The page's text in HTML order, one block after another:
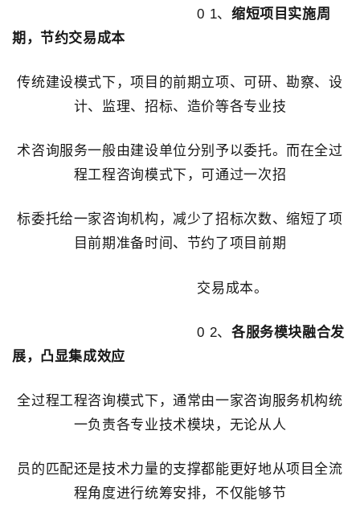
0 1、 缩短项目实施周
期，节约交易成本
传统建设模式下，项目的前期立项、可研、勘察、设
计、监理、招标、造价等各专业技
术咨询服务一般由建设单位分别予以委托。而在全过
程工程咨询模式下，可通过一次招
标委托给一家咨询机构，减少了招标次数、缩短了项
目前期准备时间、节约了项目前期
交易成本。
0 2、 各服务模块融合发
展，凸显集成效应
全过程工程咨询模式下，通常由一家咨询服务机构统
一负责各专业技术模块，无论从人
员的匹配还是技术力量的支撑都能更好地从项目全流
程角度进行统筹安排，不仅能够节